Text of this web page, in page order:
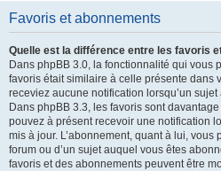
Favoris et abonnements
Quelle est la différence entre les favoris
Dans phpBB 3.0, la fonctionnalité qui vous
favoris était similaire à celle présente dans
receviez aucune notification lorsqu’un
Dans phpBB 3.3, les favoris sont
pouvez à présent recevoir une notification
mis à jour. L’abonnement, quant à lui, vous
forum ou d’un sujet auquel vous êtes
favoris et des abonnements peuvent être